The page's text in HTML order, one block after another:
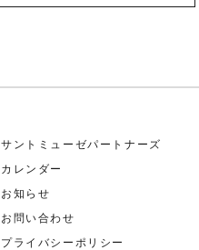
サントミューゼパートナーズ
カレンダー
お知らせ
お問い合わせ
プライバシーポリシー